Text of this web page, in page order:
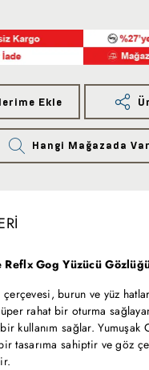
Ekle
Hangi Mağazada
Reflx Gog Yüzücü
burun ve yüz
rahat bir oturma
bir kullanım sağlar.
tasarıma sahiptir ve göz